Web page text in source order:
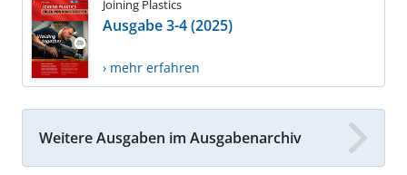
Joining Plastics
Ausgabe 3-4 (2025)
› mehr erfahren
Weitere Ausgaben im Ausgabenarchiv